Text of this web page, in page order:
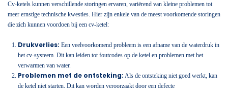
Cv-ketels kunnen verschillende storingen ervaren, variërend van kleine problemen tot
meer ernstige technische kwesties. Hier zijn enkele van de meest voorkomende storingen
die zich kunnen voordoen bij een cv-ketel:
Drukverlies: Een veelvoorkomend probleem is een afname van de waterdruk in
het cv-systeem. Dit kan leiden tot foutcodes op de ketel en problemen met het
verwarmen van water.
Problemen met de ontsteking: Als de ontsteking niet goed werkt, kan
de ketel niet starten. Dit kan worden veroorzaakt door een defecte